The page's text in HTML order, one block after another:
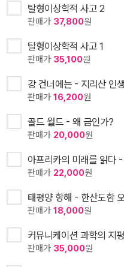
탈형이상학적 사고 2
판매가 37,800원
탈형이상학적 사고 1
판매가 35,100원
강 건너에는 - 지리산 인
판매가 16,200원
골드 월드 - 왜 금인가?
판매가 20,000원
아프리카의 미래를 읽다
판매가 22,000원
태평양 항해 - 한산도함
판매가 18,000원
커뮤니케이션 과학의 지
판매가 35,000원